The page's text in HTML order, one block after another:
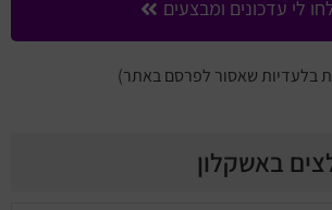
לי עדכונים ומבצעים
בלעדיות שאסור לפרסם באתר)
באשקלון